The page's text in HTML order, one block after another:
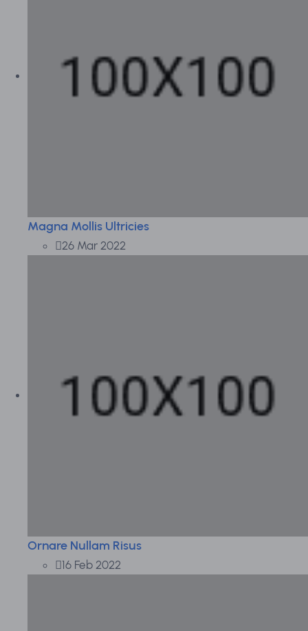
Magna Mollis Ultricies
26 Mar 2022
Ornare Nullam Risus
16 Feb 2022